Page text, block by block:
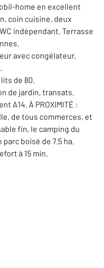
home en excellent
coin cuisine, deux
indépendant. Terrasse
avec congélateur,
de 80.
de jardin, transats.
A14. À PROXIMITÉ :
de tous commerces, et
fin, le camping du
boisé de 7.5 ha.
à 15 min.